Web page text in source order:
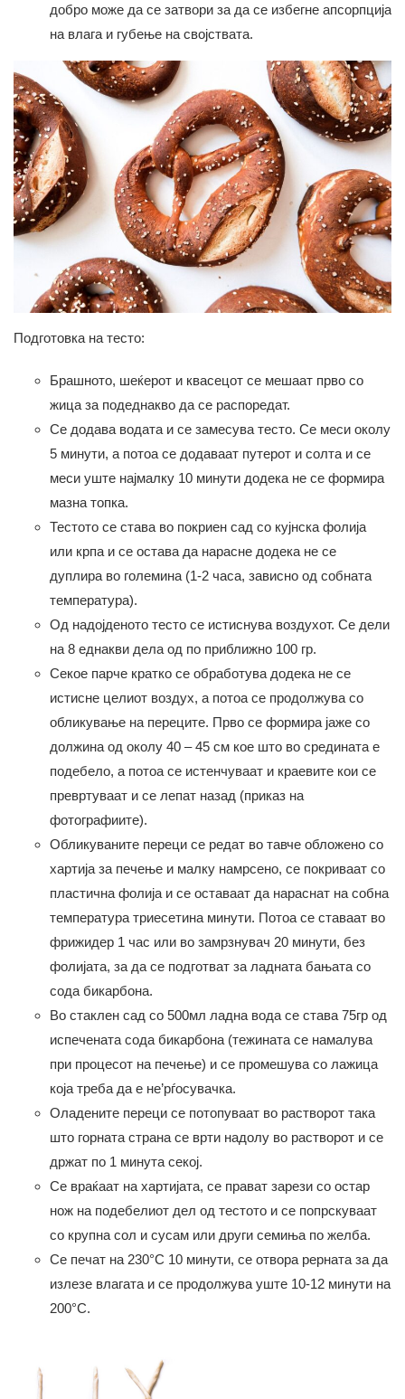
добро може да се затвори за да се избегне апсорпција
на влага и губење на својствата.
Подготовка на тесто:
Брашното, шеќерот и квасецот се мешаат прво сo
жица за подеднакво да се распоредат.
Се додава водата и се замесува тесто. Се меси околу
5 минути, а потоа се додаваат путерот и солта и се
меси уште најмалку 10 минути додека не се формира
мазна топка.
Тестото се става во покриен сад со кујнска фолија
или крпа и се остава да нарасне додека не се
дуплира во големина (1-2 часа, зависно од собната
температура).
Од надојденото тесто се истиснува воздухот. Се дели
на 8 еднакви дела од по приближно 100 гр.
Секое парче кратко се обработува додека не се
истисне целиот воздух, а потоа се продолжува со
обликување на переците. Прво се формира јаже со
должина од околу 40 – 45 см кое што во средината е
подебело, а потоа се истенчуваат и краевите кои се
превртуваат и се лепат назад (приказ на
фотографиите).
Обликуваните переци се редат во тавче обложено со
хартија за печење и малку намрсено, се покриваат со
пластична фолија и се оставаат да нараснат на собна
температура триесетина минути. Потоа се ставаат во
фрижидер 1 час или во замрзнувач 20 минути, без
фолијата, за да се подготват за ладната бањата со
сода бикарбона.
Во стаклен сад со 500мл ладна вода се става 75гр од
испечената сода бикарбона (тежината се намалува
при процесот на печење) и се промешува со лажица
која треба да е не’рѓосувачка.
Оладените переци се потопуваат во растворот така
што горната страна се врти надолу во растворот и се
држат по 1 минута секој.
Се враќаат на хартијата, се прават зарези со остар
нож на подебелиот дел од тестото и се попрскуваат
со крупна сол и сусам или други семиња по желба.
Се печат на 230°C 10 минути, се отвора рерната за да
излезе влагата и се продолжува уште 10-12 минути на
200°C.